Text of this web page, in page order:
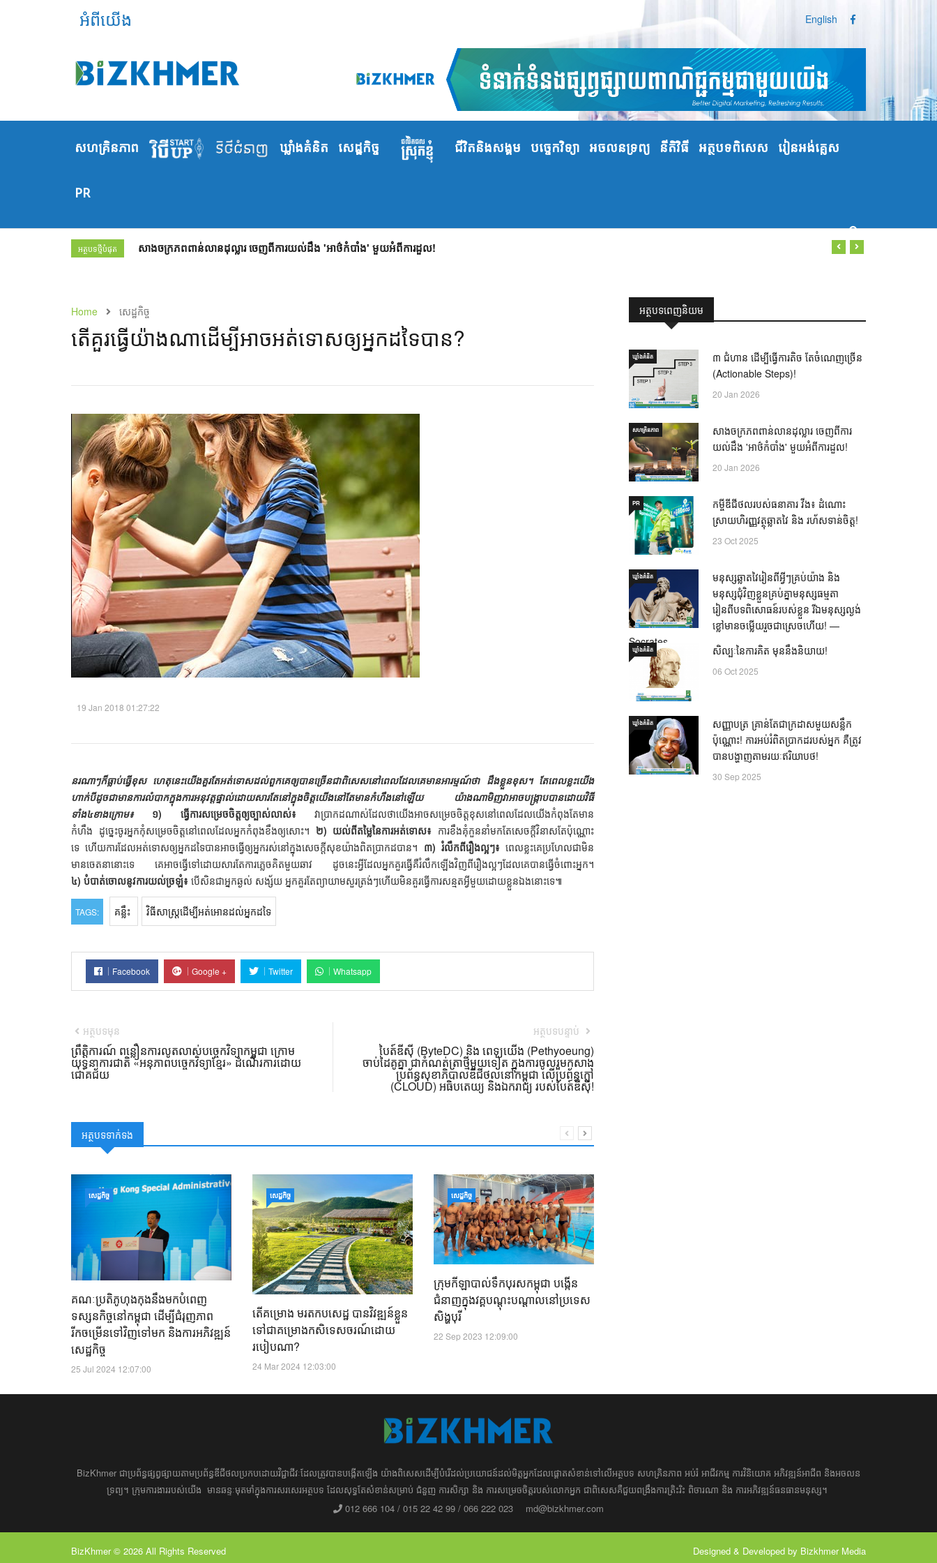
អំពីយើង English
សហគ្រិនភាព ឃ្លាំង​គំនិត សេដ្ឋកិច្ច ជីវិតនិងសង្គម បច្ចេកវិទ្យា អចលនទ្រព្យ នីតិវិធី អត្ថបទពិសេស រៀនអង់គ្លេស
PR
អត្ថបទថ្មីបំផុត សាងចក្រភពពាន់លានដុល្លារ ចេញពីការយល់ដឹង 'អាថ៌កំបាំង' មួយអំពីការដួល!
Home សេដ្ឋកិច្ច
តើ​គួរ​ធ្វើ​យ៉ាង​ណា​ដើម្បី​អាច​អត់ទោស​ឲ្យ​អ្នក​ដទៃបាន?​
19 Jan 2018 01:27:22
នរណាៗក៏ធ្លាប់ធ្វើខុស ហេតុនេះយើងគួរតែអត់ទោសដល់ពួកគេឲ្យបានច្រើនជាពិសេសនៅពេលដែលគេមានអារម្មណ៍ថា ដឹងខ្លួនខុស។ តែពេលខ្លះយើង
ហាក់បីដូចជាមានការលំបាកក្នុងការអនុវត្តផ្ទាល់ដោយសារតែនៅក្នុងចិត្តយើងនៅតែមានកំហឹងនៅឡើយ យ៉ាងណាមិញវាអាចបង្ក្រាបបានដោយវិធី
ទាំង៤ខាងក្រោម៖
១) ធ្វើការសម្រេចចិត្តឲ្យច្បាស់លាស់៖វាប្រាកដណាស់ដែលថាយើងអាចសម្រេចចិត្តខុសនៅពេលដែលយើងកំពុងតែមាន
កំហឹង ដូច្នេះចូរអ្នកកុំសម្រេចចិត្តនៅពេលដែលអ្នកកំពុងខឹងឲ្យសោះ។ ២) យល់ពីតម្លៃនៃការអត់ទោស៖ ការខឹងគុំកួននាំមកតែសេចក្ដីវិនាសតែប៉ុណ្ណោះ
ទេ ហើយការដែលអត់ទោសឲ្យអ្នកដទៃបានអាចធ្វើឲ្យអ្នករស់នៅក្នុងសេចក្ដីសុខយ៉ាងពិតប្រាកដបាន។ ៣) រំលឹកពីរឿងល្អៗ៖ ពេលខ្លះគេប្រហែលជាមិន
មានចេតនានោះទេ គេអាចធ្វើទៅដោយសារតែការភ្លេចគិតមួយឆាវ ដូចនេះអ្វីដែលអ្នកគួរធ្វើគឺរំលឹកឡើងវិញពីរឿងល្អៗដែលគេបានធ្វើចំពោះអ្នក។
៤) បំបាត់ចោលនូវការយល់ច្រឡំ៖ បើសិនជាអ្នកឆ្ងល់ សង្ស័យ អ្នកគួរតែព្យាយាមសួរត្រង់ៗហើយមិនគួរធ្វើការសន្មតអ្វីមួយដោយខ្លួនឯងនោះទេ៕
TAGS: គន្លឹះ វិធីសាស្រ្ត​ដើម្បីអត់អោន​ដល់អ្នកដទៃ
Facebook Google + Twitter Whatsapp
អត្ថបទមុន
ព្រឹត្តិការណ៍ ពន្លឿនការលូតលាស់បច្ចេកវិទ្យាកម្ពុជា ក្រោម
យុទ្ធនាការជាតិ «អនុភាពបច្ចេកវិទ្យាខ្មែរ» ដំណើរការដោយ
ជោគជ័យ
អត្ថបទបន្ទាប់
បៃត៍ឌីស៊ី (ByteDC) និង ពេទ្យយើង (Pethyoeung)
ចាប់ដៃគូគ្នា ជាកំណត់ត្រាថ្មីមួយទៀត ក្នុងការចូលរួមកសាង
ប្រព័ន្ធសុខាភិបាលឌីជីថល​នៅកម្ពុជា លើប្រព័ន្ធក្លៅ
(CLOUD) អធិបតេយ្យ និងឯករាជ្យ របស់បៃត៍ឌីស៊ី!
អត្ថបទទាក់ទង
សេដ្ឋកិច្ច
គណៈប្រតិភូហុងកុងនឹងមកបំពេញ
ទស្សនកិច្ចនៅកម្ពុជា ដើម្បីជំរុញភាព
រីកចម្រើនទៅវិញទៅមក និងការអភិវឌ្ឍន៍
សេដ្ឋកិច្ច
25 Jul 2024 12:07:00
សេដ្ឋកិច្ច
តើគម្រោង មរតកបសេដ្ឋ​ បានវិវឌ្ឍន៍ខ្លួន
ទៅជាគម្រោងកសិទេសចរណ៍ដោយ
របៀប​ណា?
24 Mar 2024 12:03:00
សេដ្ឋកិច្ច
ក្រុមកីឡាបាល់ទឹកបុរសកម្ពុជា បង្កើន
ជំនាញក្នុងវគ្គបណ្តុះបណ្តាលនៅប្រទេស
សិង្ហបុរី
22 Sep 2023 12:09:00
អត្ថបទពេញនិយម
ឃ្លាំង​គំនិត
៣ ជំហាន ដើម្បីធ្វើការតិច តែចំណេញច្រើន
(Actionable Steps)!
20 Jan 2026
សហគ្រិនភាព
សាងចក្រភពពាន់លានដុល្លារ ចេញពីការ
យល់ដឹង 'អាថ៌កំបាំង' មួយអំពីការដួល!
20 Jan 2026
PR
កម្ចីឌីជីថលរបស់ធនាគារ វីង៖ ដំណោះ
ស្រាយហិរញ្ញវត្ថុឆ្លាតវៃ និង រហ័សទាន់ចិត្ត!
23 Oct 2025
ឃ្លាំង​គំនិត
មនុស្សឆ្លាតវៃរៀនពីអ្វីៗគ្រប់យ៉ាង និង
មនុស្សជុំវិញខ្លួនគ្រប់គ្នាមនុស្សធម្មតា
រៀនពីបទពិសោធន៍របស់ខ្លួន រីឯមនុស្សល្ងង់
ខ្លៅមានចម្លើយរួចជាស្រេចហើយ! —
Socrates
21 Oct 2025
ឃ្លាំង​គំនិត សិល្បៈនៃការគិត មុននឹងនិយាយ!
06 Oct 2025
ឃ្លាំង​គំនិត
សញ្ញាបត្រ គ្រាន់តែជាក្រដាសមួយសន្លឹក
ប៉ុណ្ណោះ! ការអប់រំពិតប្រាកដរបស់អ្នក គឺត្រូវ
បានបង្ហាញតាមរយៈឥរិយាបថ!
30 Sep 2025
BizKhmer ​ជា​​ប្រព័ន្ធ​ផ្សព្វផ្សាយ​តាម​ប្រព័ន្ធ​ឌីជីថល​​​ប្រកប​ដោយ​វិជ្ជាជីវៈ​ដែល​​​ត្រូវ​បាន​បង្កើតឡើង យ៉ាង​ពិសេស​​ដើម្បី​បំរើ​ដល់​ប្រយោជន៍​​​ដល់​មិត្ត​អ្នក​ដែល​ផ្ដោត​សំខាន់​ទៅ​លើ​អត្ថបទ​ សហគ្រិន​ភាព អប់រំ ​​អាជីវកម្ម​ ​ការ​វិនិយោគ​ ​អភិវឌ្ឍន៍​អាជីព​ និង​អចលន
ទ្រព្យ។ ​ក្រុម​​ការងារ​របស់​យើង​ ​​ មាន​ឆន្ទៈ​​មុតមាំ​​​ក្នុង​​ការ​សរសេរ​​អត្ថបទ​​ ដែល​សុទ្ធតែ​សំខាន់​សម្រាប់​ ជំនួញ​ ការសិក្សា​ ​និង ការ​សម្រេច​ចិត្ត​របស់​​លោក​អ្នក​ ជាពិសេស​​គឺ​​ជួយ​ពង្រឹង​ការ​ត្រិះរិះ ពិចារណា​ ​និង ​ការអភិវឌ្ឍន៍​ធនធាន​មនុស្ស។ ​​​​
012 666 104 / 015 22 42 99 / 066 222 023
md@bizkhmer.com
BizKhmer © 2026 All Rights Reserved Designed & Developed by Bizkhmer Media